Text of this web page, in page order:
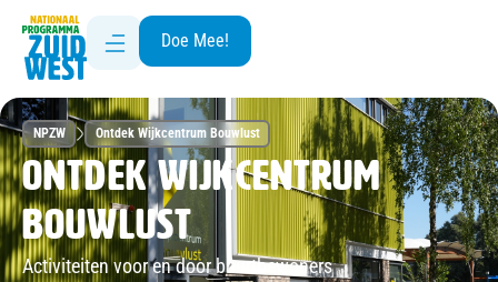
Doe Mee!
NPZW Ontdek Wijkcentrum Bouwlust
Ontdek Wijkcentrum
Bouwlust
Activiteiten voor en door buurtbewoners